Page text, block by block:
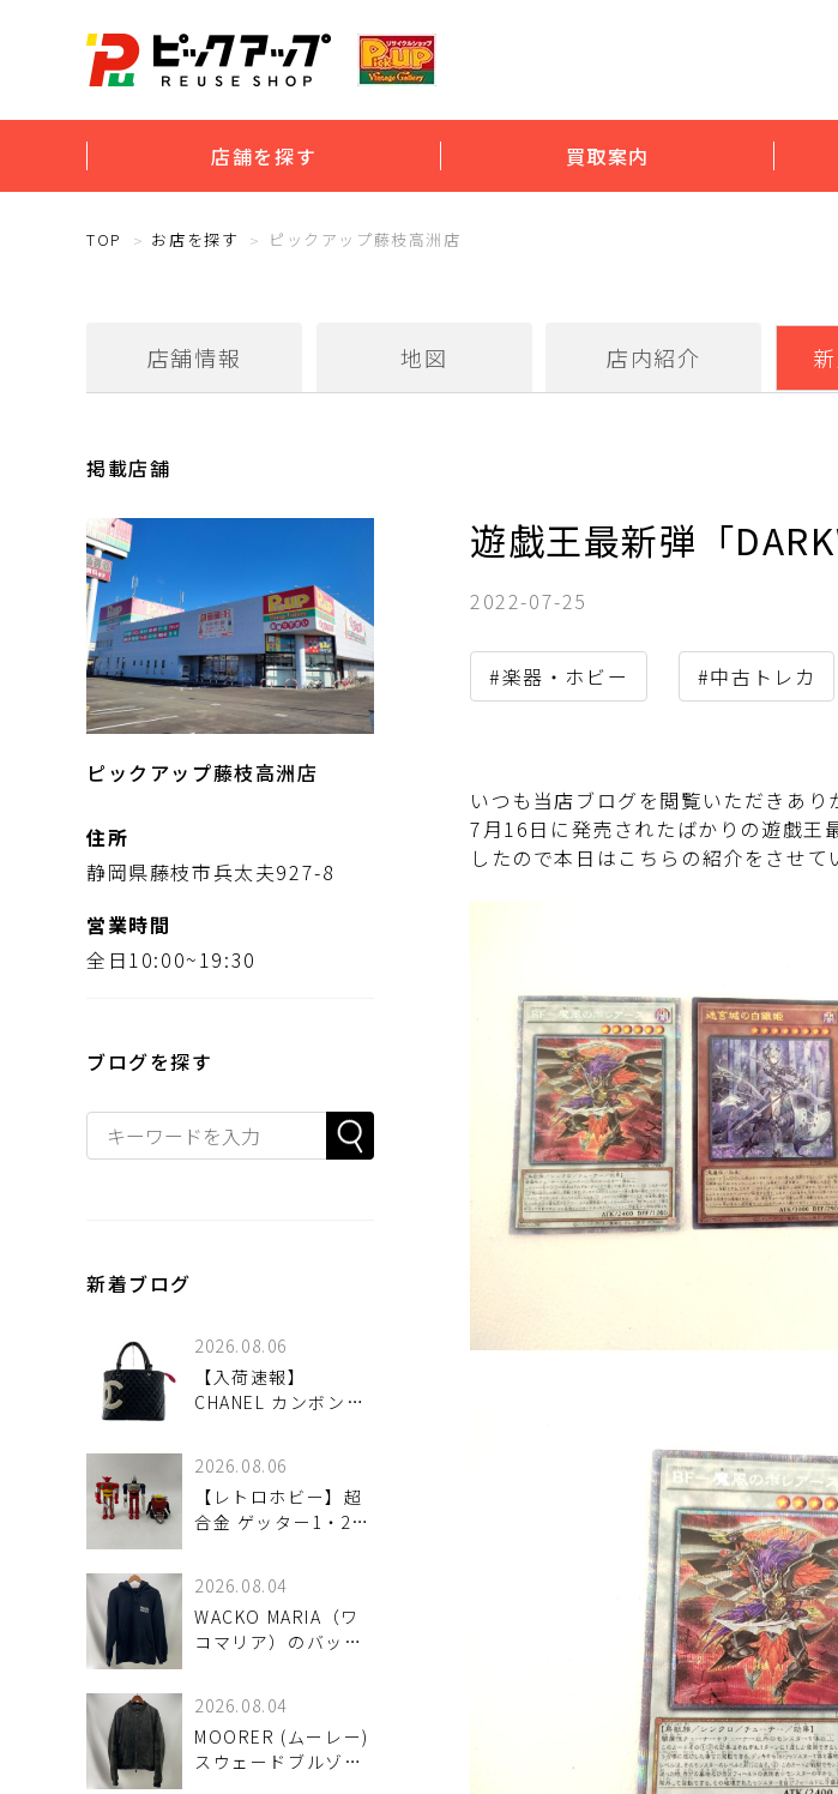
店舗を探す 買取案内
TOP お店を探す ピックアップ藤枝高洲店
店舗情報 地図 店内紹介
掲載店舗
ピックアップ藤枝高洲店
住所
静岡県藤枝市兵太夫927-8
営業時間
全日10:00~19:30
ブログを探す
新着ブログ
2026.08.06
【入荷速報】
CHANEL カンボンラ
2026.08.06
【レトロホビー】超
合金 ゲッター1・2・
2026.08.04
WACKO MARIA（ワ
コマリア）のバック
2026.08.04
MOORER (ムーレー)
スウェードブルゾン
遊戯王最新弾「
2022-07-25
#楽器・ホビー #中古トレカ
いつも当店ブログを閲覧いただきあり
7月16日に発売されたばかりの遊戯王
したので本日はこちらの紹介をさせて